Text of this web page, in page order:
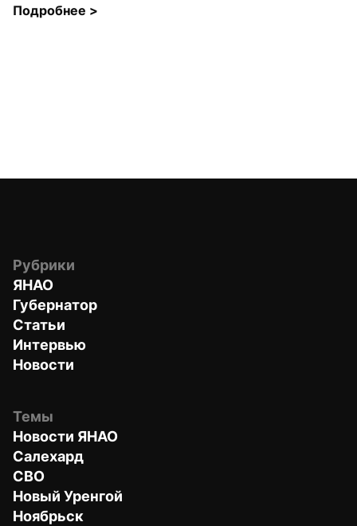
Подробнее >
Рубрики
ЯНАО
Губернатор
Статьи
Интервью
Новости
Темы
Новости ЯНАО
Салехард
СВО
Новый Уренгой
Ноябрьск